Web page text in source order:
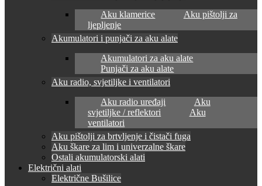
Aku klamerice
Aku pištolji za
ljepljenje
Akumulatori i punjači za aku alate
Akumulatori za aku alate
Punjači za aku alate
Aku radio, svjetiljke i ventilatori
Aku radio uređaji
Aku
svjetiljke / reflektori
Aku
ventilatori
Aku pištolji za brtvljenje i čistači fuga
Aku škare za lim i univerzalne škare
Ostali akumulatorski alati
Električni alati
Električne Bušilice